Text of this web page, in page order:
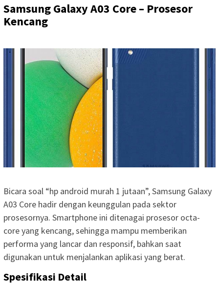
Samsung Galaxy A03 Core – Prosesor
Kencang
Bicara soal “hp android murah 1 jutaan”, Samsung Galaxy
A03 Core hadir dengan keunggulan pada sektor
prosesornya. Smartphone ini ditenagai prosesor octa-
core yang kencang, sehingga mampu memberikan
performa yang lancar dan responsif, bahkan saat
digunakan untuk menjalankan aplikasi yang berat.
Spesifikasi Detail